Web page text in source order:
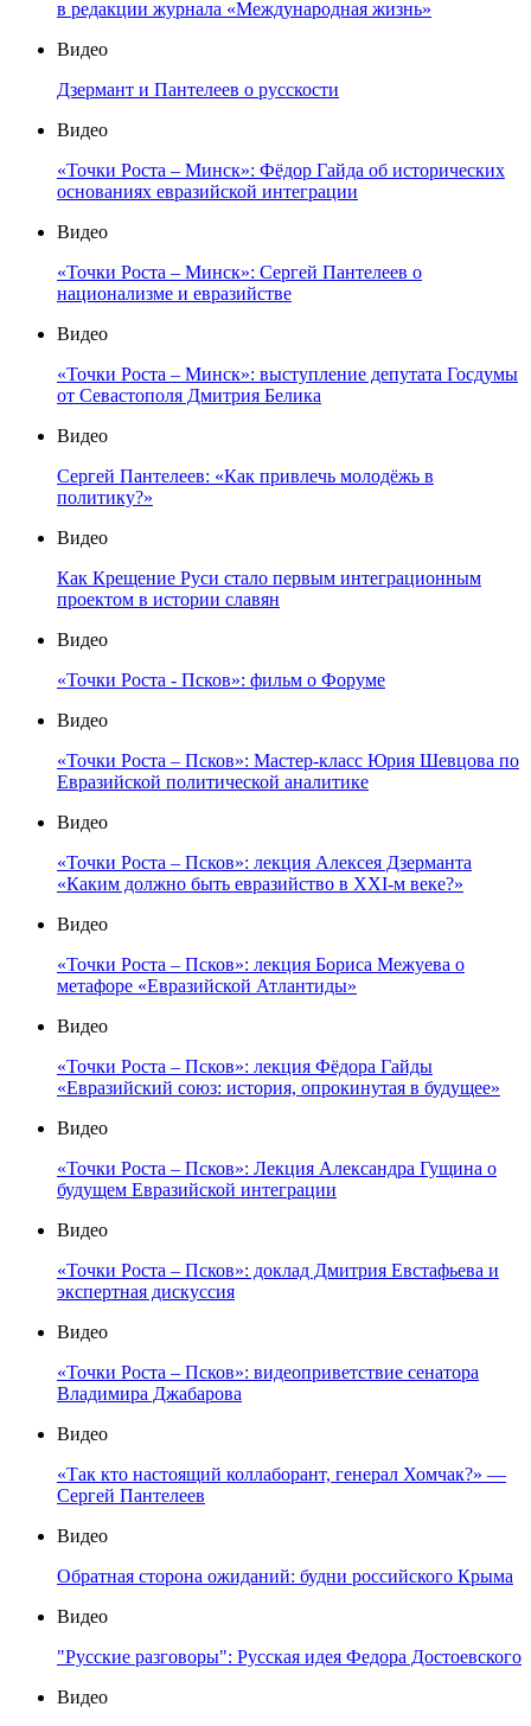
в редакции журнала «Международная жизнь»
Видео
Дзермант и Пантелеев о русскости
Видео
«Точки Роста – Минск»: Фёдор Гайда об исторических
основаниях евразийской интеграции
Видео
«Точки Роста – Минск»: Сергей Пантелеев о
национализме и евразийстве
Видео
«Точки Роста – Минск»: выступление депутата Госдумы
от Севастополя Дмитрия Белика
Видео
Сергей Пантелеев: «Как привлечь молодёжь в
политику?»
Видео
Как Крещение Руси стало первым интеграционным
проектом в истории славян
Видео
«Точки Роста - Псков»: фильм о Форуме
Видео
«Точки Роста – Псков»: Мастер-класс Юрия Шевцова по
Евразийской политической аналитике
Видео
«Точки Роста – Псков»: лекция Алексея Дзерманта
«Каким должно быть евразийство в XXI-м веке?»
Видео
«Точки Роста – Псков»: лекция Бориса Межуева о
метафоре «Евразийской Атлантиды»
Видео
«Точки Роста – Псков»: лекция Фёдора Гайды
«Евразийский союз: история, опрокинутая в будущее»
Видео
«Точки Роста – Псков»: Лекция Александра Гущина о
будущем Евразийской интеграции
Видео
«Точки Роста – Псков»: доклад Дмитрия Евстафьева и
экспертная дискуссия
Видео
«Точки Роста – Псков»: видеоприветствие сенатора
Владимира Джабарова
Видео
«Так кто настоящий коллаборант, генерал Хомчак?» —
Сергей Пантелеев
Видео
Обратная сторона ожиданий: будни российского Крыма
Видео
"Русские разговоры": Русская идея Федора Достоевского
Видео